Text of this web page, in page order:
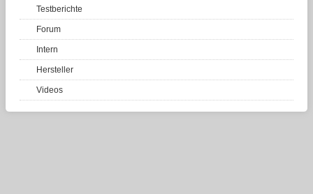
Testberichte
Forum
Intern
Hersteller
Videos